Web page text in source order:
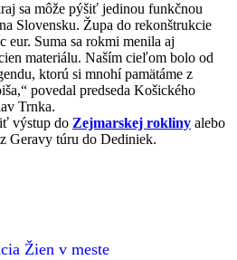
sa môže pýšiť jedinou funkčnou
Slovensku. Župa do rekonštrukcie
eur. Suma sa rokmi menila aj
materiálu. Naším cieľom bolo od
ktorú si mnohí pamätáme z
povedal predseda Košického
Trnka.
výstup do Zejmarskej rokliny alebo
Geravy túru do Dediniek.
Žien v meste